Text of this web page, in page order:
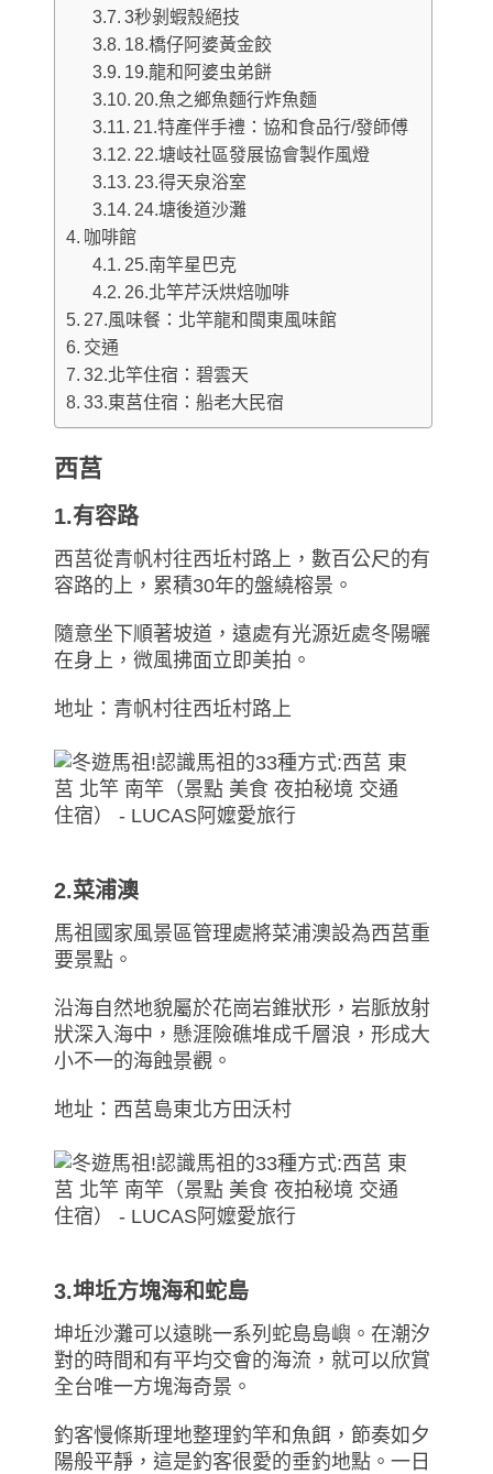
3秒剝蝦殼絕技
18.橋仔阿婆黃金餃
19.龍和阿婆虫弟餅
20.魚之鄉魚麵行炸魚麵
21.特產伴手禮：協和食品行/發師傅
22.塘岐社區發展協會製作風燈
23.得天泉浴室
24.塘後道沙灘
咖啡館
25.南竿星巴克
26.北竿芹沃烘焙咖啡
27.風味餐：北竿龍和閩東風味館
交通
32.北竿住宿：碧雲天
33.東莒住宿：船老大民宿
西莒
1.有容路
西莒從青帆村往西坵村路上，數百公尺的有
容路的上，累積30年的盤繞榕景。
隨意坐下順著坡道，遠處有光源近處冬陽曬
在身上，微風拂面立即美拍。
地址：青帆村往西坵村路上
2.菜浦澳
馬祖國家風景區管理處將菜浦澳設為西莒重
要景點。
沿海自然地貌屬於花崗岩錐狀形，岩脈放射
狀深入海中，懸涯險礁堆成千層浪，形成大
小不一的海蝕景觀。
地址：西莒島東北方田沃村
3.坤坵方塊海和蛇島
坤坵沙灘可以遠眺一系列蛇島島嶼。在潮汐
對的時間和有平均交會的海流，就可以欣賞
全台唯一方塊海奇景。
釣客慢條斯理地整理釣竿和魚餌，節奏如夕
陽般平靜，這是釣客很愛的垂釣地點。一日